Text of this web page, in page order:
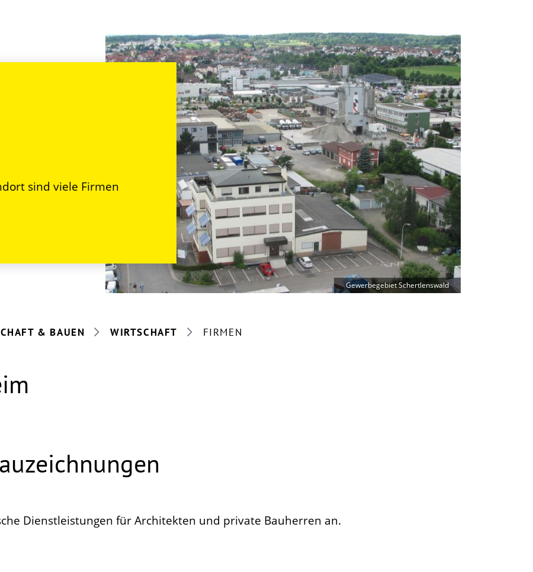
sind viele Firmen
Gewerbegebiet Schertlenswald
& BAUEN WIRTSCHAFT FIRMEN
Dienstleistungen für Architekten und private Bauherren an.